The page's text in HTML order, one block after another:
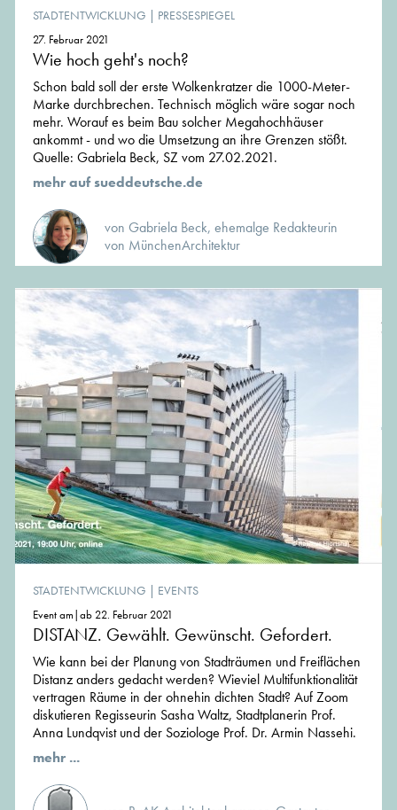
STADTENTWICKLUNG | PRESSESPIEGEL
27. Februar 2021
Wie hoch geht's noch?
Schon bald soll der erste Wolkenkratzer die 1000-Meter-
Marke durchbrechen. Technisch möglich wäre sogar noch
mehr. Worauf es beim Bau solcher Megahochhäuser
ankommt - und wo die Umsetzung an ihre Grenzen stößt.
Quelle: Gabriela Beck, SZ vom 27.02.2021.
mehr auf sueddeutsche.de
von Gabriela Beck, ehemalge Redakteurin
von MünchenArchitektur
STADTENTWICKLUNG | EVENTS
Event am|ab 22. Februar 2021
DISTANZ. Gewählt. Gewünscht. Gefordert.
Wie kann bei der Planung von Stadträumen und Freiflächen
Distanz anders gedacht werden? Wieviel Multifunktionalität
vertragen Räume in der ohnehin dichten Stadt? Auf Zoom
diskutieren Regisseurin Sasha Waltz, Stadtplanerin Prof.
Anna Lundqvist und der Soziologe Prof. Dr. Armin Nassehi.
mehr ...